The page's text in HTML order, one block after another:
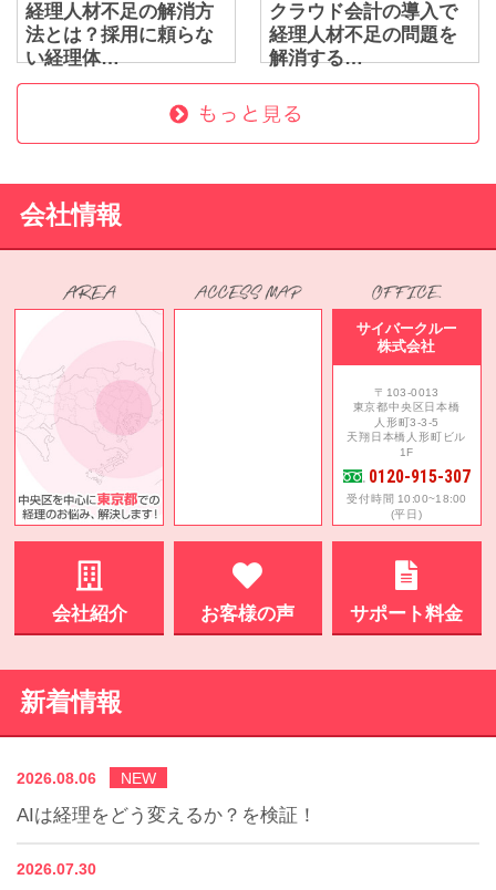
経理人材不足の解消方
法とは？採用に頼らな
い経理体…
クラウド会計の導入で
経理人材不足の問題を
解消する…
会社情報
会社紹介 お客様の声
サイバークルー
株式会社
〒103-0013
東京都中央区日本橋
人形町3-3-5
天翔日本橋人形町ビル
1F
0120-915-307
受付時間 10:00~18:00
(平日)
サポート料金
新着情報
2026.08.06 NEW
AIは経理をどう変えるか？を検証！
2026.07.30